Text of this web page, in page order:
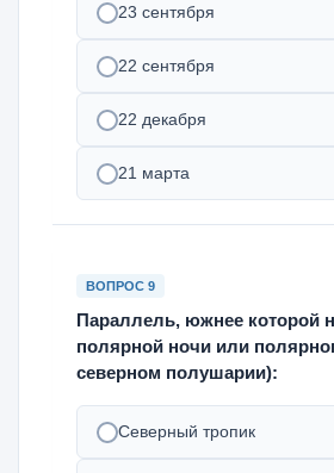
23 сентября
22 сентября
22 декабря
21 марта
ВОПРОС 9
Параллель, южнее которой
полярной ночи или
северном полушарии):
Северный тропик